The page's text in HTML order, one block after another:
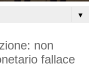
▼
non
fallace